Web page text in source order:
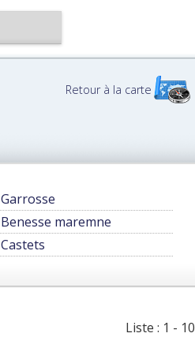
Retour à la carte
Garrosse
Benesse maremne
Castets
Liste : 1 - 10